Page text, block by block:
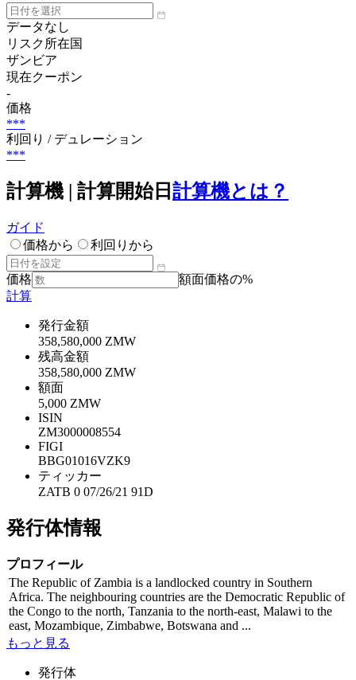
データなし
リスク所在国
ザンビア
現在クーポン
-
価格
***
利回り / デュレーション
***
計算機 | 計算開始日 計算機とは？
ガイド
価格から
利回りから
価格
額面価格の%
計算
発行金額
358,580,000 ZMW
残高金額
358,580,000 ZMW
額面
5,000 ZMW
ISIN
ZM3000008554
FIGI
BBG01016VZK9
ティッカー
ZATB 0 07/26/21 91D
発行体情報
プロフィール
The Republic of Zambia is a landlocked country in Southern
Africa. The neighbouring countries are the Democratic Republic of
the Congo to the north, Tanzania to the north-east, Malawi to the
east, Mozambique, Zimbabwe, Botswana and ...
もっと見る
発行体